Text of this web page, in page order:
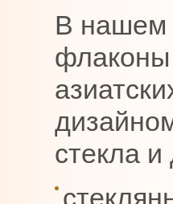
В нашем
флаконы
стекла и